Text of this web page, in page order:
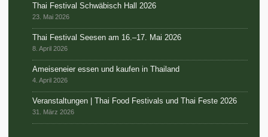
Thai Festival Schwäbisch Hall 2026
23. Mai 2026
Thai Festival Seesen am 16.–17. Mai 2026
8. April 2026
Ameiseneier essen und kaufen in Thailand
4. April 2026
Veranstaltungen | Thai Food Festivals und Thai Feste 2026
31. März 2026